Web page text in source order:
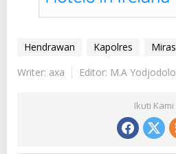
Hendrawan Kapolres Miras
Writer: axa
Editor: M.A Yodjodolo
Ikuti Kami